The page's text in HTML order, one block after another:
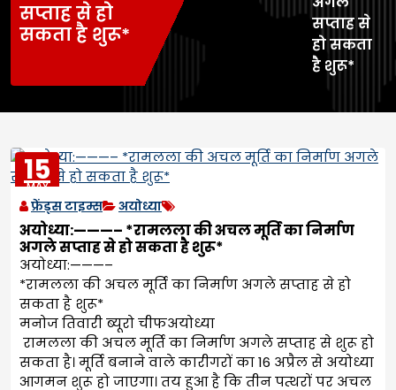
सप्ताह से हो
सकता है शुरू*
सप्ताह से
हो सकता
है शुरू*
15
MAY
2023
फ्रेंड्स टाइम्स अयोध्या
अयोध्या:———– *रामलला की अचल मूर्ति का निर्माण
अगले सप्ताह से हो सकता है शुरू*
अयोध्या:———–
*रामलला की अचल मूर्ति का निर्माण अगले सप्ताह से हो
सकता है शुरू*
मनोज तिवारी ब्यूरो चीफअयोध्या
रामलला की अचल मूर्ति का निर्माण अगले सप्ताह से शुरू हो
सकता है। मूर्ति बनाने वाले कारीगरों का 16 अप्रैल से अयोध्या
आगमन शुरू हो जाएगा। तय हुआ है कि तीन पत्थरों पर अचल